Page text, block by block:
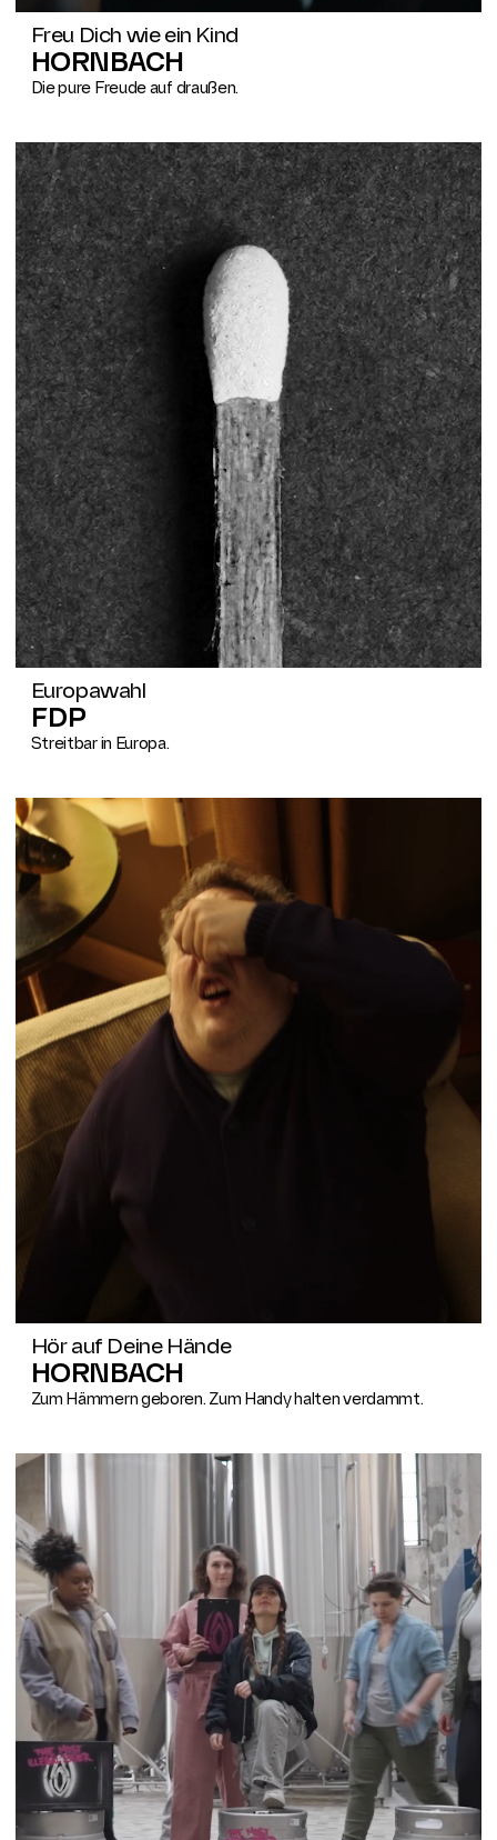
Freu Dich wie ein Kind
HORNBACH
Die pure Freude auf draußen.
Europawahl
FDP
Streitbar in Europa.
Hör auf Deine Hände
HORNBACH
Zum Hämmern geboren. Zum Handy halten verdammt.